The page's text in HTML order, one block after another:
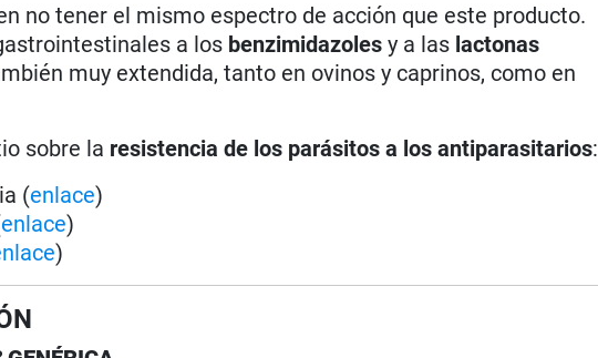
no tener el mismo espectro de acción que este producto.
a los benzimidazoles y a las lactonas
muy extendida, tanto en ovinos y caprinos, como en
sobre la resistencia de los parásitos a los antiparasitarios:
(enlace)
enlace)
)